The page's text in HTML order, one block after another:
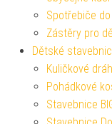
Spotřebiče
Zástěry pro
Dětské
Kuličkové
Pohádkové
Stavebnice